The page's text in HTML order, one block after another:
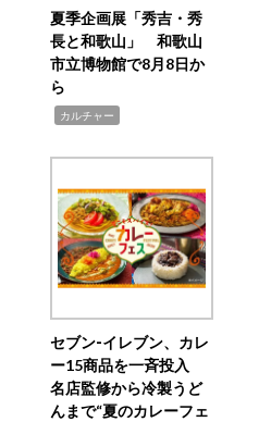
夏季企画展「秀吉・秀
長と和歌山」 和歌山
市立博物館で8月8日か
ら
カルチャー
セブン‐イレブン、カレ
ー15商品を一斉投入
名店監修から冷製うど
んまで“夏のカレーフェ